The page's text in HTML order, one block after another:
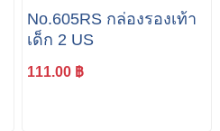
No.605RS กล่องรองเท้า
เด็ก 2 US
111.00 ฿